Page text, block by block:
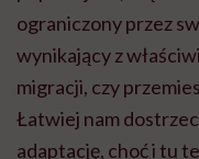
ograniczony przez
wynikający z
migracji, czy
Łatwiej nam
adaptację, choć i tu